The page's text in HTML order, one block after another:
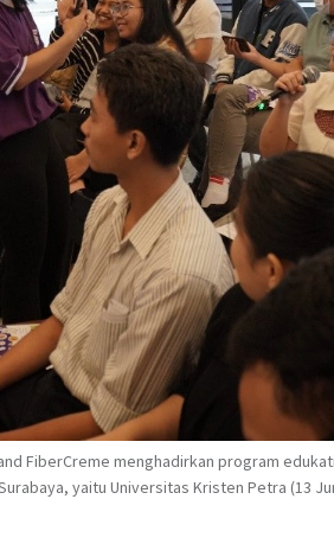
FiberCreme menghadirkan program
yaitu Universitas Kristen Petra (13